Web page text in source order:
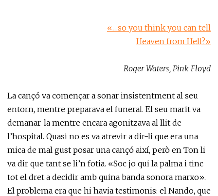
«…so you think you can tell
Heaven from Hell?»
Roger Waters, Pink Floyd
La cançó va començar a sonar insistentment al seu
entorn, mentre preparava el funeral. El seu marit va
demanar-la mentre encara agonitzava al llit de
l’hospital. Quasi no es va atrevir a dir-li que era una
mica de mal gust posar una cançó així, però en Ton li
va dir que tant se li’n fotia. «Soc jo qui la palma i tinc
tot el dret a decidir amb quina banda sonora marxo».
El problema era que hi havia testimonis: el Nando, que